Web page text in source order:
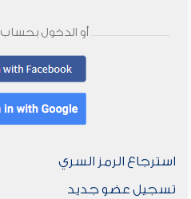
أو الدخول بحساب
استرجاع الرمز السري
تسجيل عضو جديد